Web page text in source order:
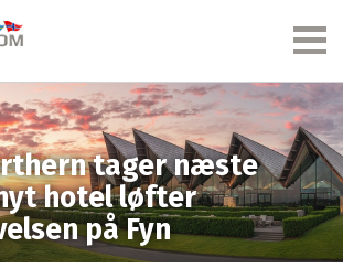
tager næste
hotel løfter
på Fyn